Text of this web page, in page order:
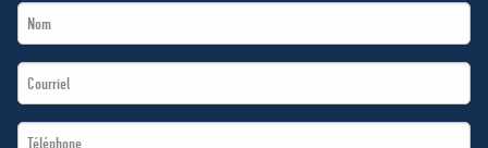
Last
Name
Email
*
Téléphone